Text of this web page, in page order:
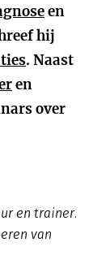
en
hij
. Naast
en
over
en trainer.
van